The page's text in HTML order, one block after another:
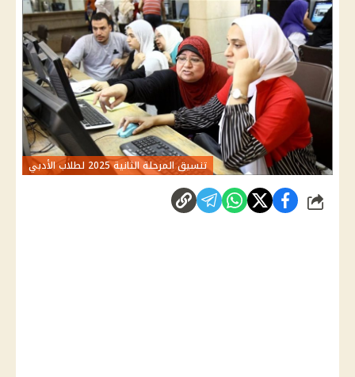
تنسيق المرحلة الثانية 2025 لطلاب الأدبي
شارك